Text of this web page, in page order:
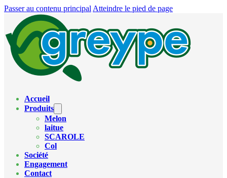
Passer au contenu principal Atteindre le pied de page
Accueil
Produits
Melon
laitue
SCAROLE
Col
Société
Engagement
Contact